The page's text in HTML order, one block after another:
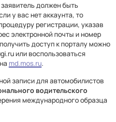
должен быть
у вас нет аккаунта, то
регистрации, указав
электронной почты и номер
доступ к порталу можно
или воспользоваться
md.mos.ru.
записи для автомобилистов
водительского
международного образца